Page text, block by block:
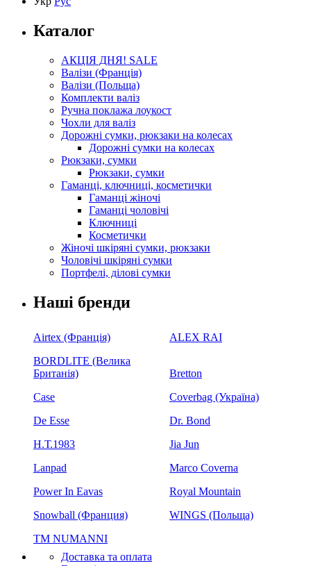
Каталог
АКЦІЯ ДНЯ! SALE
Валізи (Франція)
Валізи (Польща)
Комплекти валіз
Ручна поклажа лоукост
Чохли для валіз
Дорожні сумки, рюкзаки на колесах
Дорожні сумки на колесах
Рюкзаки, сумки
Рюкзаки, сумки
Гаманці, ключниці, косметички
Гаманці жіночі
Гаманці чоловічі
Ключниці
Косметички
Жіночі шкіряні сумки, рюкзаки
Чоловічі шкіряні сумки
Портфелі, ділові сумки
Наші бренди
Airtex (Франція)
ALEX RAI
BORDLITE (Велика
Британія)
Bretton
Case
Coverbag (Україна)
De Esse
Dr. Bond
H.Т.1983
Jia Jun
Lanpad
Marco Coverna
Power In Eavas
Royal Mountain
Snowball (Франция)
WINGS (Польща)
ТМ NUMANNI
Доставка та оплата